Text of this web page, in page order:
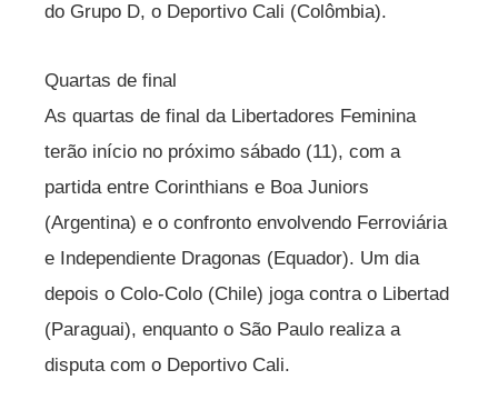
do Grupo D, o Deportivo Cali (Colômbia).
Quartas de final
As quartas de final da Libertadores Feminina
terão início no próximo sábado (11), com a
partida entre Corinthians e Boa Juniors
(Argentina) e o confronto envolvendo Ferroviária
e Independiente Dragonas (Equador). Um dia
depois o Colo-Colo (Chile) joga contra o Libertad
(Paraguai), enquanto o São Paulo realiza a
disputa com o Deportivo Cali.